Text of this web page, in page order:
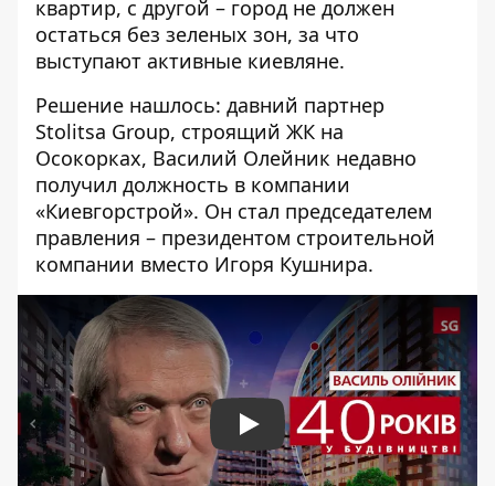
квартир, с другой – город не должен
остаться без зеленых зон, за что
выступают активные киевляне.
Решение нашлось: давний партнер
Stolitsa Group, строящий ЖК на
Осокорках, Василий Олейник недавно
получил должность в компании
«Киевгорстрой». Он стал председателем
правления – президентом строительной
компании вместо Игоря Кушнира.
Play